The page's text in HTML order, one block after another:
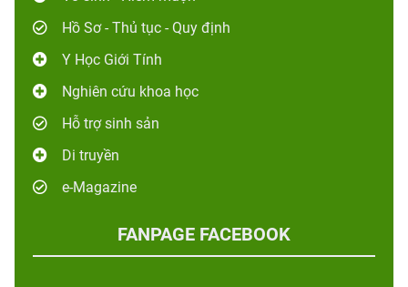
Hồ Sơ - Thủ tục - Quy định
Y Học Giới Tính
Nghiên cứu khoa học
Hỗ trợ sinh sản
Di truyền
e-Magazine
FANPAGE FACEBOOK